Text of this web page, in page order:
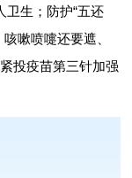
卫生；防护“五还
嗽喷嚏还要遮、
投疫苗第三针加强